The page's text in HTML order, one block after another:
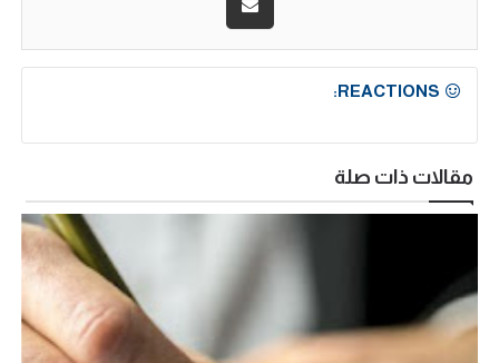
REACTIONS:
مقالات ذات صلة